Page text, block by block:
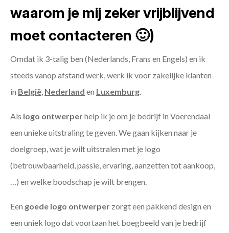
waarom je mij zeker vrijblijvend
moet contacteren 🙂)
Omdat ik 3-talig ben (Nederlands, Frans en Engels) en ik
steeds vanop afstand werk, werk ik voor zakelijke klanten
in België, Nederland en Luxemburg.
Als logo ontwerperhelp ik je om je bedrijf in Voerendaal
een unieke uitstraling te geven. We gaan kijken naar je
doelgroep, wat je wilt uitstralen met je logo
(betrouwbaarheid, passie, ervaring, aanzetten tot aankoop,
…) en welke boodschap je wilt brengen.
Een goede logo ontwerper zorgt een pakkend design en
een uniek logo dat voortaan het boegbeeld van je bedrijf